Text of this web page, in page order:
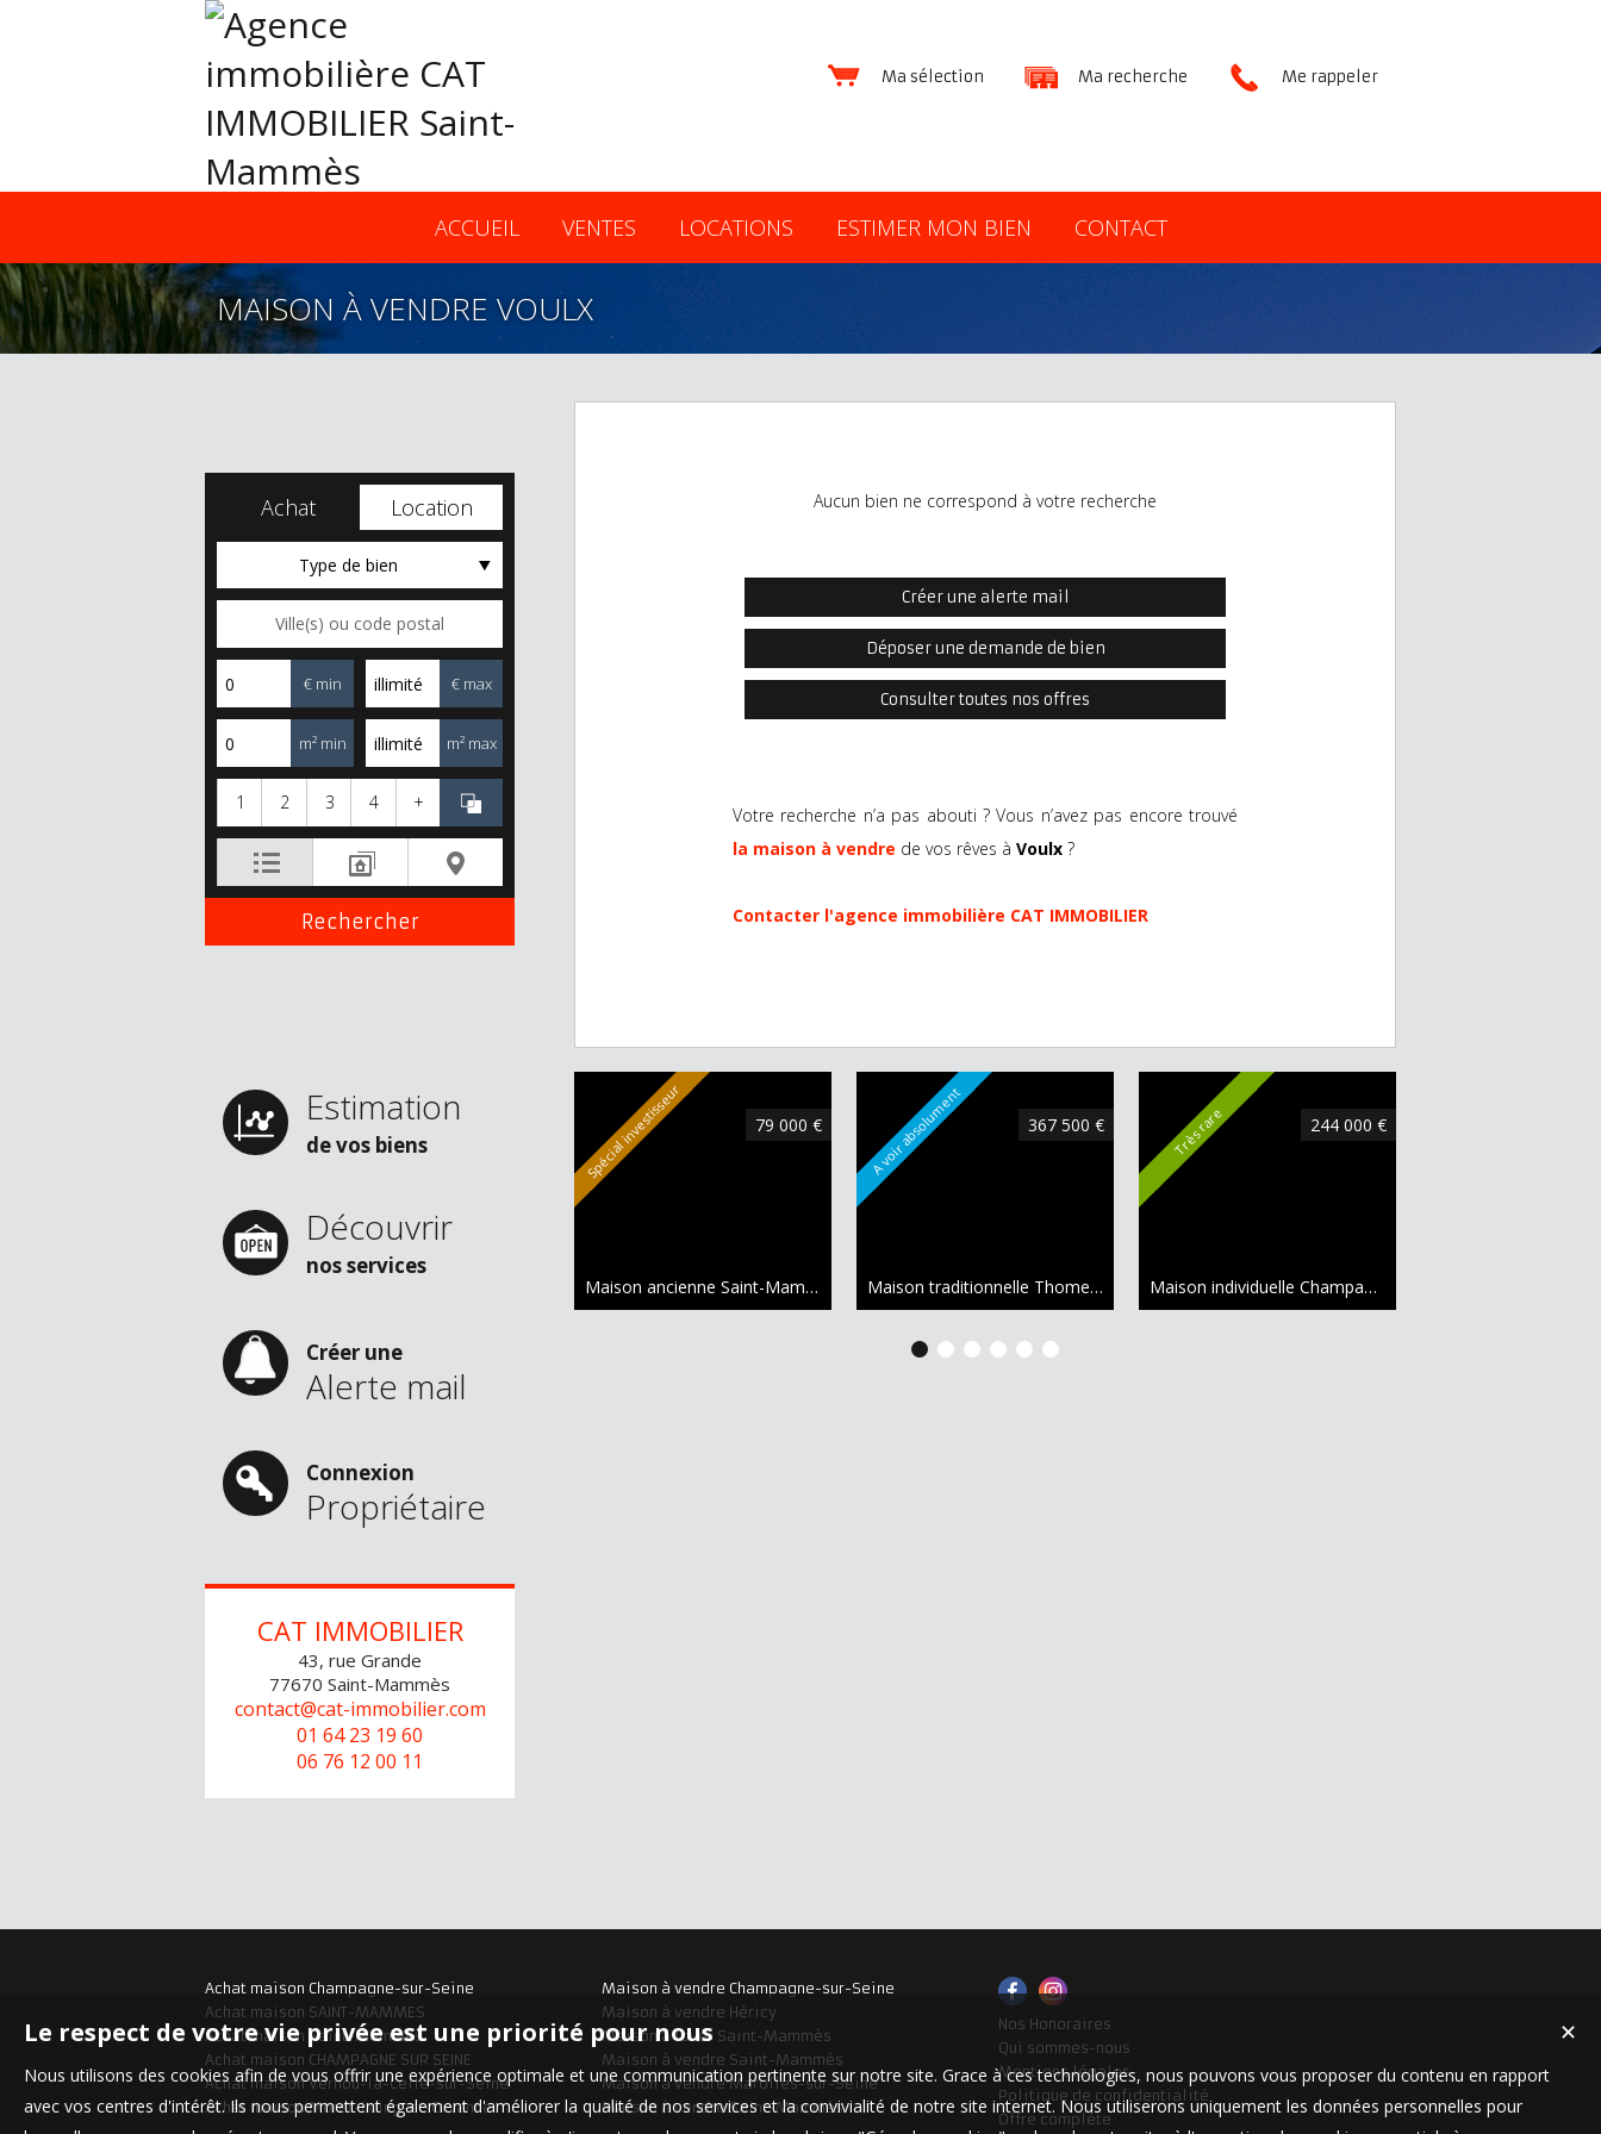
Me rappeler
Ma recherche
Ma sélection
ACCUEIL VENTES LOCATIONS ESTIMER MON BIEN CONTACT
MAISON À VENDRE VOULX
Achat Location
Type de bien
€ min € max
m² min m² max
1 2 3 4 +
Estimation
de vos biens
Découvrir
nos services
Créer une
Alerte mail
Connexion
Propriétaire
CAT IMMOBILIER
43, rue Grande
77670 Saint-Mammès
contact@cat-immobilier.com
01 64 23 19 60
06 76 12 00 11
Aucun bien ne correspond à votre recherche
Créer une alerte mail
Déposer une demande de bien
Consulter toutes nos offres
Votre recherche n’a pas abouti ? Vous n’avez pas encore trouvé
la maison à vendre de vos rêves à Voulx ?
Contacter l'agence immobilière CAT IMMOBILIER
Spécial investisseur 79 000 €
Maison ancienne Saint-Mammès 29.37 m²
A voir absolument 367 500 €
Maison traditionnelle Thomery 160.03 m²
Très rare 244 000 €
Maison individuelle Champagne-sur-Seine
1 2 3 4
Achat maison Champagne-sur-Seine
Achat maison SAINT-MAMMES
Achat maison Saint-Mammès
Achat maison CHAMPAGNE SUR SEINE
Achat maison Vernou-la-Celle-sur-Seine
Achat maison Moret-Loing-et-Orvanne
Maison à vendre Champagne-sur-Seine
Maison à vendre Héricy
Maison à louer Saint-Mammès
Maison à vendre Saint-Mammès
Maison à vendre Marolles-sur-Seine
Maison à vendre Saint-Mammès
Nos Honoraires
Qui sommes-nous
Mentions légales
Politique de confidentialité
Offre complète
✕
Le respect de votre vie privée est une priorité pour nous
Nous utilisons des cookies afin de vous offrir une expérience optimale et une communication pertinente sur notre site. Grace à ces technologies, nous pouvons vous proposer du contenu en rapport
avec vos centres d'intérêt. Ils nous permettent également d'améliorer la qualité de nos services et la convivialité de notre site internet. Nous utiliserons uniquement les données personnelles pour